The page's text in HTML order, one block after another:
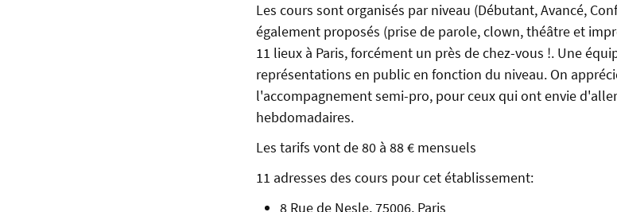
Les cours sont organisés par niveau (Débutant, Avancé,
également proposés (prise de parole, clown, théâtre et
11 lieux à Paris, forcément un près de chez-vous !. Une
représentations en public en fonction du niveau. On
l'accompagnement semi-pro, pour ceux qui ont envie
hebdomadaires.
Les tarifs vont de 80 à 88 € mensuels
11 adresses des cours pour cet établissement:
8 Rue de Nesle, 75006, Paris